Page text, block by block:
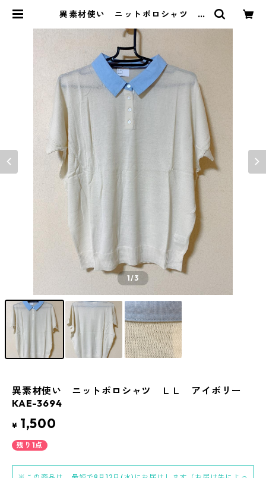
異素材使い ニットポロシャツ Ｌ
UCK PRODUCE
1/3
異素材使い ニットポロシャツ ＬＬ アイボリー
KAE-3694
¥ 1,500
残り1点